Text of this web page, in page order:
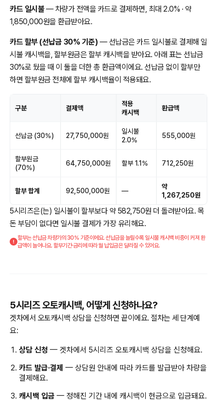
카드 일시불— 차량가 전액을 카드로 결제하면, 최대 2.0% · 약
1,850,000원을 환급받아요.
카드 할부 (선납금 30% 기준) — 선납금은 카드 일시불로 결제해 일
시불 캐시백을, 할부원금은 할부 캐시백을 받아요. 아래 표는 선납금
30%로 뒀을 때 이 둘을 더한 총 환급액이에요. 선납금 없이 할부만
하면 할부원금 전체에 할부 캐시백율이 적용돼요.
구분 결제액
적용
캐시백
환급액
선납금 (30%) 27,750,000원
일시불
2.0%
555,000원
할부원금
(70%)
64,750,000원 할부 1.1% 712,250원
할부 합계 92,500,000원 —
약
1,267,250원
5시리즈은(는) 일시불이 할부보다 약 582,750원 더 돌려받아요. 목
돈 부담이 없다면 일시불 결제가 가장 유리해요.
할부는 선납금 차량가의 30% 기준이에요. 선납금을 늘릴수록 일시불 캐시백 비중이 커져 환
급액이 늘어나요. 할부기간·금리에 따라 월 납입금은 달라질 수 있어요.
5시리즈 오토캐시백, 어떻게 신청하나요?
겟차에서 오토캐시백 상담을 신청하면 끝이에요. 절차는 세 단계예
요:
상담 신청 — 겟차에서 5시리즈 오토캐시백 상담을 신청해요.
카드 발급·결제 — 상담원 안내에 따라 카드를 발급받아 차량을
결제해요.
캐시백 입금 — 정해진 기간 내에 캐시백이 현금으로 입금돼요.